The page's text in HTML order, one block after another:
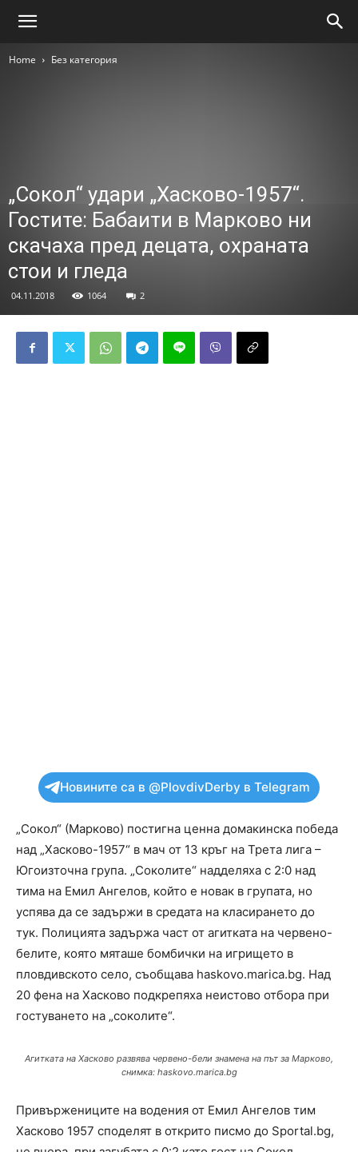
Home Без категория
„Сокол“ удари „Хасково-1957“.
Гостите: Бабаити в Марково ни
скачаха пред децата, охраната
стои и гледа
04.11.2018 1064 2
Новините са в @PlovdivDerby в Telegram
„Сокол“ (Марково) постигна ценна домакинска победа
над „Хасково-1957“ в мач от 13 кръг на Трета лига –
Югоизточна група. „Соколите“ надделяха с 2:0 над
тима на Емил Ангелов, който е новак в групата, но
успява да се задържи в средата на класирането до
тук. Полицията задържа част от агитката на червено-
белите, която мяташе бомбички на игрището в
пловдивското село, съобщава haskovo.marica.bg. Над
20 фена на Хасково подкрепяха неистово отбора при
гостуването на „соколите“.
Агитката на Хасково развява червено-бели знамена на път за Марково,
снимка: haskovo.marica.bg
Привържениците на водения от Емил Ангелов тим
Хасково 1957 споделят в открито писмо до Sportal.bg,